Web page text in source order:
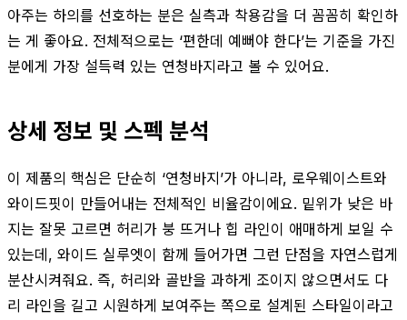
아주는 하의를 선호하는 분은 실측과 착용감을 더 꼼꼼히 확인하
는 게 좋아요. 전체적으로는 ‘편한데 예뻐야 한다’는 기준을 가진
분에게 가장 설득력 있는 연청바지라고 볼 수 있어요.
상세 정보 및 스펙 분석
이 제품의 핵심은 단순히 ‘연청바지’가 아니라, 로우웨이스트와
와이드핏이 만들어내는 전체적인 비율감이에요. 밑위가 낮은 바
지는 잘못 고르면 허리가 붕 뜨거나 힙 라인이 애매하게 보일 수
있는데, 와이드 실루엣이 함께 들어가면 그런 단점을 자연스럽게
분산시켜줘요. 즉, 허리와 골반을 과하게 조이지 않으면서도 다
리 라인을 길고 시원하게 보여주는 쪽으로 설계된 스타일이라고